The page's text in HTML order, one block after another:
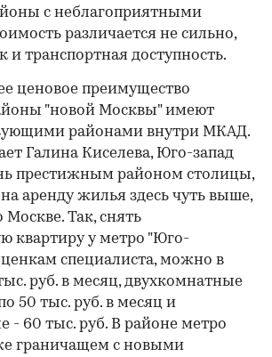
с неблагоприятными
различается не сильно,
и транспортная доступность.
ценовое преимущество
"новой Москвы" имеют
районами внутри МКАД.
Галина Киселева, Юго-запад
престижным районом столицы,
аренду жилья здесь чуть выше,
Так, снять
квартиру у метро "Юго-
специалиста, можно в
руб. в месяц, двухкомнатные
50 тыс. руб. в месяц и
- 60 тыс. руб. В районе метро
граничащем с новыми